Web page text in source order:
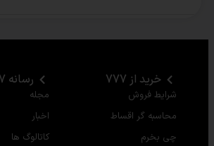
خرید از 777
شرایط فروش
محاسبه گر اقساط
چی بخرم
رسانه 777
مجله
اخبار
کاتالوگ ها